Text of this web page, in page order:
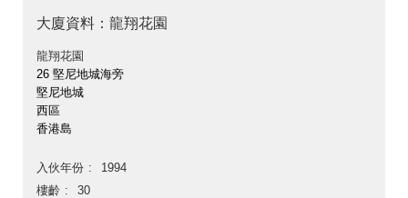
大廈資料：龍翔花園
龍翔花園
26 堅尼地城海旁
堅尼地城
西區
香港島
入伙年份
1994
樓齡
30